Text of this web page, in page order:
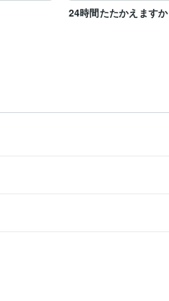
24時間たたかえますか